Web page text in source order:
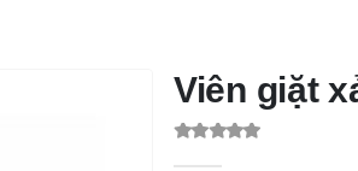
Viên giặt